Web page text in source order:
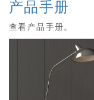
产品手册
查看产品手册。